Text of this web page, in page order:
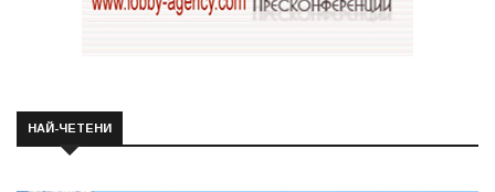
НАЙ-ЧЕТЕНИ